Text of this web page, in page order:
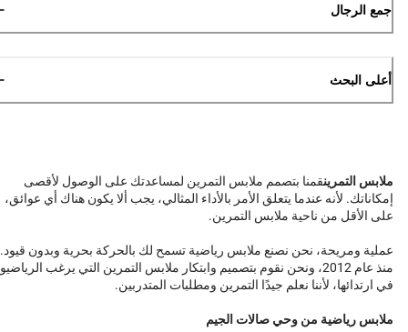
جمع الرجال
أعلى البحث
ملابس التمرينقمنا بتصمم ملابس التمرين لمساعدتك على الوصول لأقصى
إمكاناتك. لأنه عندما يتعلق الأمر بالأداء المثالي، يجب ألا يكون هناك أي عوائق،
على الأقل من ناحية ملابس التمرين.
عملية ومريحة، نحن نصنع ملابس رياضية تسمح لك بالحركة بحرية وبدون قيود.
منذ عام 2012، ونحن نقوم بتصميم وابتكار ملابس التمرين التي يرغب
في ارتدائها، لأننا نعلم جيدًا التمرين ومطلبات المتدربين.
ملابس رياضية من وحي صالات الجيم